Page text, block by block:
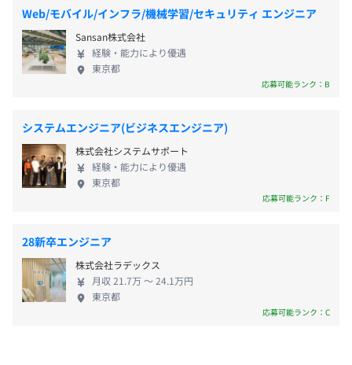
た教育研修を行ってきた実績があり、新規事業であるソフ
トウェア事業においても研修体制を整えています。
入社後はおよそ3カ月間、集中的に研修をいただける環境
を用意しています。内容としては、社会人としての基礎か
習熟できます。また、想定される配属先に合わせて個別に
カスタマイズした内容の研修を実施しており、全員が実務
対応可能なエンジニアとしてしっかり成長いただくことが
できます。
す。
プロジェクトごとに選択、ウォーターフォール、コーディ
標準労働時間（1日）：8時間
コアタイム：11:00～15:00
※研修期間中は9：00～18：00
※オンサイトの場合は各就業先規定に準ずる
休憩時間：休憩時間：休憩1時間（12:00～13:00）
年間休日：124日（2025年実績）
補足：上記年間休日には、リフレッシュ休暇２日・記念日
年末年始休暇、年次有給休暇、特別休暇（記念日・慶弔・
出産・結婚・リフレッシュ等）
その後、ジョブローテーションへ活用
・半期に一度、上長との評価面談時にキャリアについて相
談する機会あり
前年度の月平均所定外労働時間の実績
14.3時間
前年度の有給休暇の平均取得日数
13.0日
Web/モバイル/インフラ/機械学習/セキュリティ エンジニア
Sansan株式会社
経験・能力により優遇
東京都
応募可能ランク：B
システムエンジニア(ビジネスエンジニア)
株式会社システムサポート
経験・能力により優遇
東京都
応募可能ランク：F
28新卒エンジニア
株式会社ラデックス
月収 21.7万 〜 24.1万円
東京都
応募可能ランク：C